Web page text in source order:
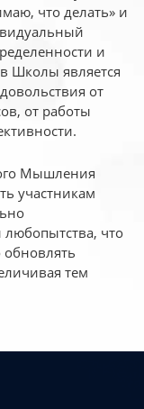
что делать» и
и
Школы является
от
от работы
Мышления
участникам
любопытства, что
тем